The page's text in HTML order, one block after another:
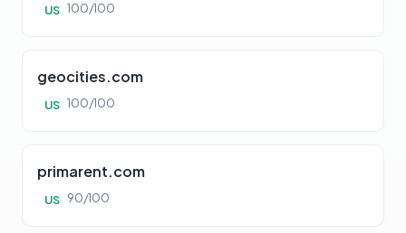
US 100/100
geocities.com
US 100/100
primarent.com
US 90/100